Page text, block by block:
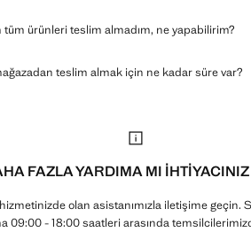
tüm ürünleri teslim almadım, ne yapabilirim?
teslim almak için ne kadar süre var?
FAZLA YARDIMA MI
olan asistanımızla iletişime geçin.
09:00 - 18:00 saatleri arasında